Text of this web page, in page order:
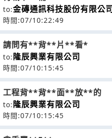
to:金磚通訊科技股份有限公
時間:07/10:22:49
請問有**背**片**看*
to:隆辰興業有限公司
時間:07/10:15:45
工程背**背**面**放**的
to:隆辰興業有限公司
時間:07/10:15:45